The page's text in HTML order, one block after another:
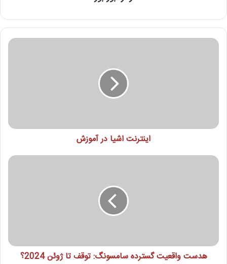
اینترنت اشیا در آموزش
هدست واقعیت گسترده سامسونگ: توقف تا ژوئن 2024؟